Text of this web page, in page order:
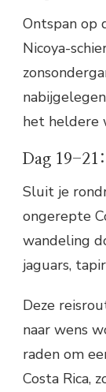
Ontspan op
Nicoya-
het heldere
Dag 19-
Sluit je
ongerepte
wandeling
jaguars,
Deze
naar wens
raden om
Costa Rica,